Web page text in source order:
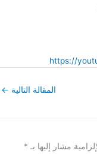
https://
المقالة التالية ←
مشار إليها بـ *